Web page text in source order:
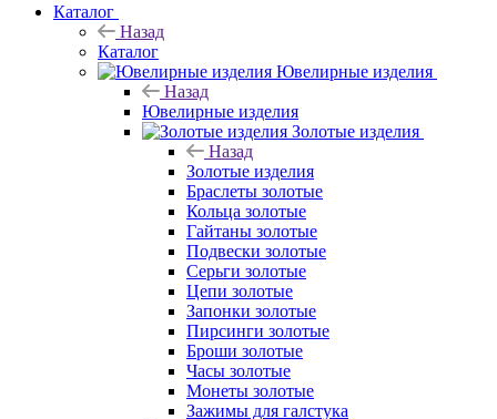
Каталог
Назад
Каталог
Ювелирные изделия
Назад
Ювелирные изделия
Золотые изделия
Назад
Золотые изделия
Браслеты золотые
Кольца золотые
Гайтаны золотые
Подвески золотые
Серьги золотые
Цепи золотые
Запонки золотые
Пирсинги золотые
Броши золотые
Часы золотые
Монеты золотые
Зажимы для галстука